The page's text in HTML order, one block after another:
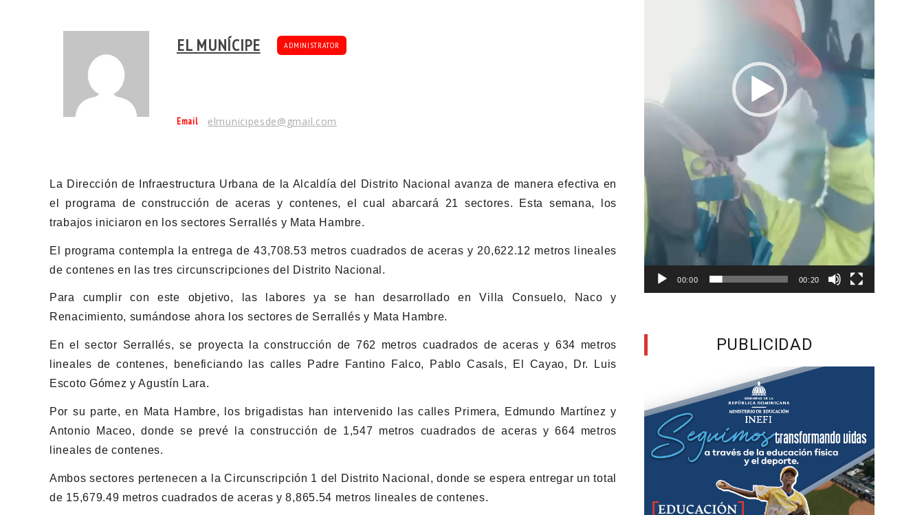
EL MUNÍCIPE ADMINISTRATOR
Email elmunicipesde@gmail.com
La Dirección de Infraestructura Urbana de la Alcaldía del Distrito Nacional avanza de manera efectiva en
el programa de construcción de aceras y contenes, el cual abarcará 21 sectores. Esta semana, los
trabajos iniciaron en los sectores Serrallés y Mata Hambre.
El programa contempla la entrega de 43,708.53 metros cuadrados de aceras y 20,622.12 metros lineales
de contenes en las tres circunscripciones del Distrito Nacional.
Para cumplir con este objetivo, las labores ya se han desarrollado en Villa Consuelo, Naco y
Renacimiento, sumándose ahora los sectores de Serrallés y Mata Hambre.
En el sector Serrallés, se proyecta la construcción de 762 metros cuadrados de aceras y 634 metros
lineales de contenes, beneficiando las calles Padre Fantino Falco, Pablo Casals, El Cayao, Dr. Luis
Escoto Gómez y Agustín Lara.
Por su parte, en Mata Hambre, los brigadistas han intervenido las calles Primera, Edmundo Martínez y
Antonio Maceo, donde se prevé la construcción de 1,547 metros cuadrados de aceras y 664 metros
lineales de contenes.
Ambos sectores pertenecen a la Circunscripción 1 del Distrito Nacional, donde se espera entregar un total
de 15,679.49 metros cuadrados de aceras y 8,865.54 metros lineales de contenes.
00:00 00:20
PUBLICIDAD